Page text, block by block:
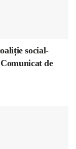
social-
de